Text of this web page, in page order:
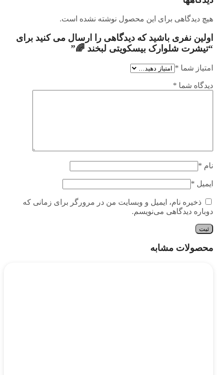
هیچ دیدگاهی برای این محصول نوشته نشده است.
اولین نفری باشید که دیدگاهی را ارسال می کنید برای
“تیشرت شلوارک بیسکویتی لبخند 🌈”
امتیاز شما *
دیدگاه شما *
نام *
ایمیل *
ذخیره نام، ایمیل و وبسایت من در مرورگر برای زمانی که
دوباره دیدگاهی می‌نویسم.
محصولات مشابه